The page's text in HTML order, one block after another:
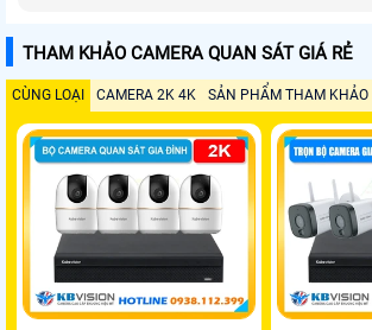
THAM KHẢO CAMERA QUAN SÁT GIÁ RẺ
CÙNG LOẠI CAMERA 2K 4K SẢN PHẨM THAM KHẢO